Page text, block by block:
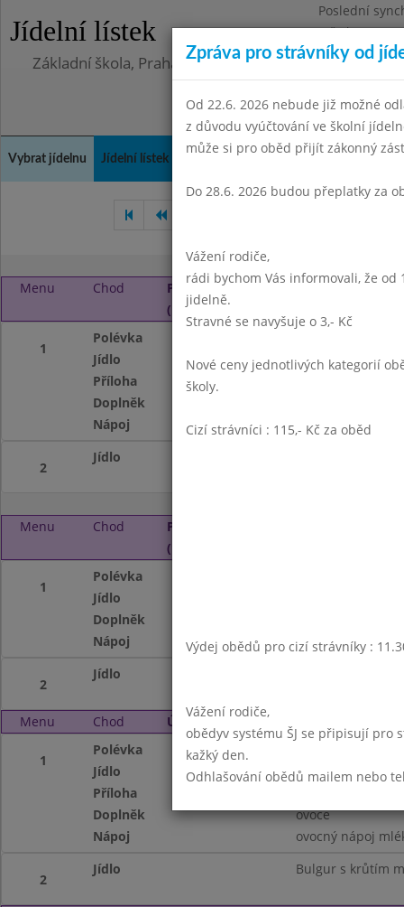
Jídelní lístek
Poslední
Středa
Základní škola, Praha 4, Na Líše 16
Vybrat jídelnu Jídelní lístek Kontakty a informace
Menu Chod
Pátek 1. 12. 2023
(11:30 - 13:45)
1
Polévka
Jídlo
Masová sekaná
Příloha
Doplněk
Nápoj
ochucené
2
Jídlo
Menu Chod
Pondělí 4. 12. 2023
(11:30 - 13:45)
1
Polévka
Jídlo
Doplněk
Nápoj
ochucené
2
Jídlo
Menu Chod Úterý 5. 12. 2023 (11:30 - 13:45)
1
Polévka
Jídlo
Smažený kuřecí
Příloha
Doplněk
ovoce
Nápoj
ovocný nápoj
2
Jídlo Bulgur s krůtím
Zpráva pro strávníky od
Od 22.6. 2026 nebude již možné
z důvodu vyúčtování ve školní
může si pro oběd přijít zákonný
Do 28.6. 2026 budou přeplatky za
Vážení rodiče,
rádi bychom Vás informovali, že od
jidelně.
Stravné se navyšuje o 3,- Kč
Nové ceny jednotlivých kategorií
školy.
Cizí strávníci : 115,- Kč za oběd
Výdej obědů pro cizí strávníky :
Vážení rodiče,
obědyv systému ŠJ se připisují pro
kažký den.
Odhlašování obědů mailem nebo